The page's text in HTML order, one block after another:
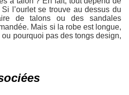
l’ourlet se trouve au dessus du
de talons ou des sandales
Mais si la robe est longue,
pourquoi pas des tongs design,